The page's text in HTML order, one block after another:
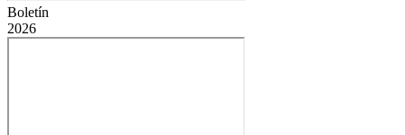
Boletín
2026